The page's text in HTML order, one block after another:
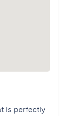
is perfectly